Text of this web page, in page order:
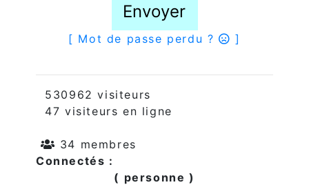
Envoyer
[ Mot de passe perdu ? ]
530962 visiteurs
47 visiteurs en ligne
34 membres
Connectés :
( personne )